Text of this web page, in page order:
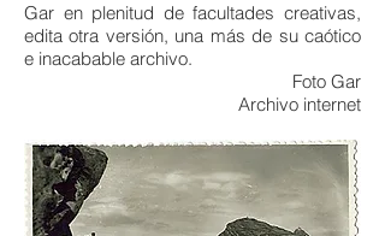
Gar en plenitud de facultades creativas,
edita otra versión, una más de su caótico
e inacabable archivo.
Foto Gar
Archivo internet